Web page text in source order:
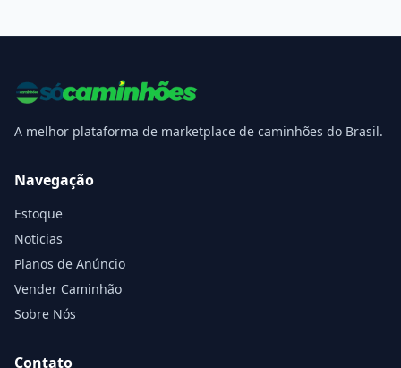
A melhor plataforma de marketplace de caminhões do Brasil.
Navegação
Estoque
Noticias
Planos de Anúncio
Vender Caminhão
Sobre Nós
Contato